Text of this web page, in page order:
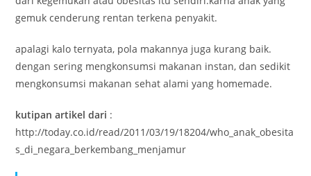
gemuk cenderung rentan terkena penyakit.
apalagi kalo ternyata, pola makannya juga kurang baik.
dengan sering mengkonsumsi makanan instan, dan sedikit
mengkonsumsi makanan sehat alami yang homemade.
kutipan artikel dari :
http://today.co.id/read/2011/03/19/18204/who_anak_obesita
s_di_negara_berkembang_menjamur